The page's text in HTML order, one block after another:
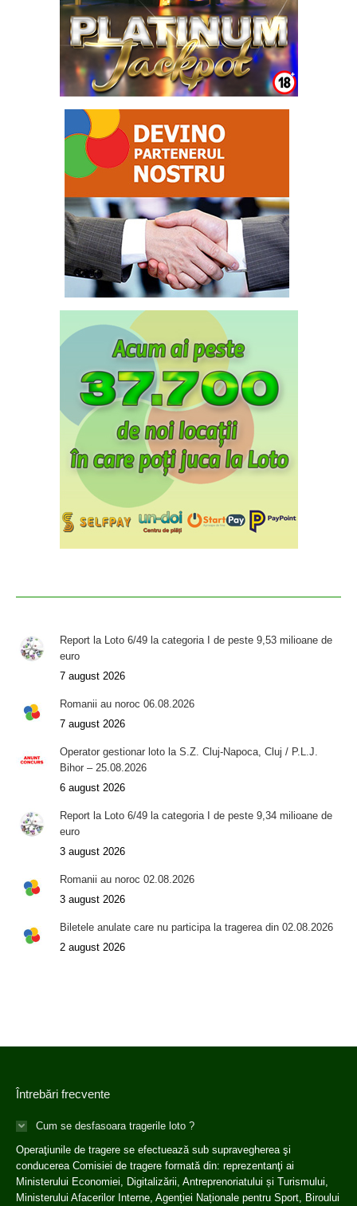
Report la Loto 6/49 la categoria I de peste 9,53 milioane de
euro
7 august 2026
Romanii au noroc 06.08.2026
7 august 2026
Operator gestionar loto la S.Z. Cluj-Napoca, Cluj / P.L.J.
Bihor – 25.08.2026
6 august 2026
Report la Loto 6/49 la categoria I de peste 9,34 milioane de
euro
3 august 2026
Romanii au noroc 02.08.2026
3 august 2026
Biletele anulate care nu participa la tragerea din 02.08.2026
2 august 2026
Întrebări frecvente
Cum se desfasoara tragerile loto ?
Operaţiunile de tragere se efectuează sub supravegherea şi
conducerea Comisiei de tragere formată din: reprezentanţi ai
Ministerului Economiei, Digitalizării, Antreprenoriatului și Turismului,
Ministerului Afacerilor Interne, Agenției Naționale pentru Sport, Biroului